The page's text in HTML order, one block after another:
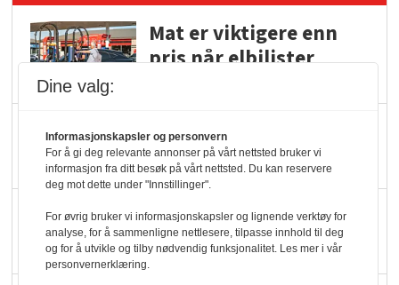
Mat er viktigere enn
pris når elbilister
Ti bensinstasjoner
legger ned hver måned
Potetball, kylling og 98
oktan
Dine valg:
Informasjonskapsler og personvern
For å gi deg relevante annonser på vårt nettsted bruker vi
informasjon fra ditt besøk på vårt nettsted. Du kan reservere
deg mot dette under "Innstillinger".
For øvrig bruker vi informasjonskapsler og lignende verktøy for
analyse, for å sammenligne nettlesere, tilpasse innhold til deg
og for å utvikle og tilby nødvendig funksjonalitet. Les mer i vår
personvernerklæring.